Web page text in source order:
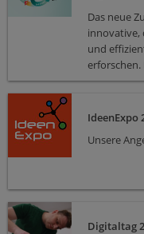
Das neue
innovative,
und
erforschen.
von fünf
IdeenExpo
Unsere
Digitaltag